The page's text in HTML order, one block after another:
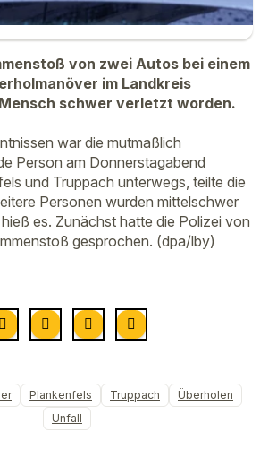
von zwei Autos bei einem
im Landkreis
schwer verletzt worden.
war die mutmaßlich
Person am Donnerstagabend
und Truppach unterwegs, teilte die
Personen wurden mittelschwer
es. Zunächst hatte die Polizei von
gesprochen. (dpa/lby)
Plankenfels Truppach
Überholen
Unfall